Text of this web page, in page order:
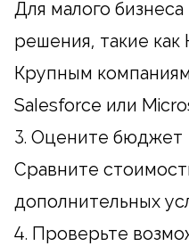
Для малого
решения, такие как
Крупным
Salesforce или
3. Оцените бюджет
Сравните
дополнительных
4. Проверьте